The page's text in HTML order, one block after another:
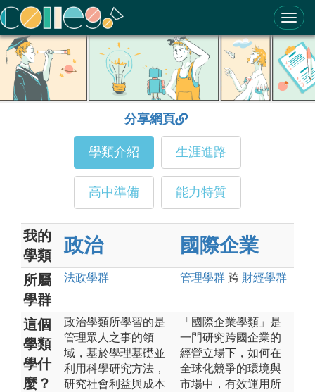
ColleGo! 大學選才與高中育才輔助系統
分享網頁
學類介紹 生涯進路
高中準備 能力特質
我的
學類
政治 國際企業
所屬
學群
法政學群 管理學群 跨 財經學群
這個
學類
學什
麼？
政治學類所學習的是
管理眾人之事的領
域，基於學理基礎並
利用科學研究方法，
研究社會利益與成本
「國際企業學類」是
一門研究跨國企業的
經營立場下，如何在
全球化競爭的環境與
市場中，有效運用所